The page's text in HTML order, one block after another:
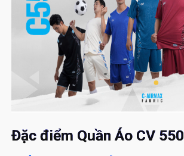
Đặc điểm Quần Áo CV 550